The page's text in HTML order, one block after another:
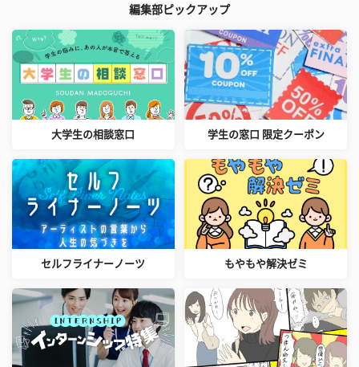
編集部ピックアップ
大学生の相談窓口 学生の窓口 限定クーポン
セルフライナーノーツ もやもや解決ゼミ